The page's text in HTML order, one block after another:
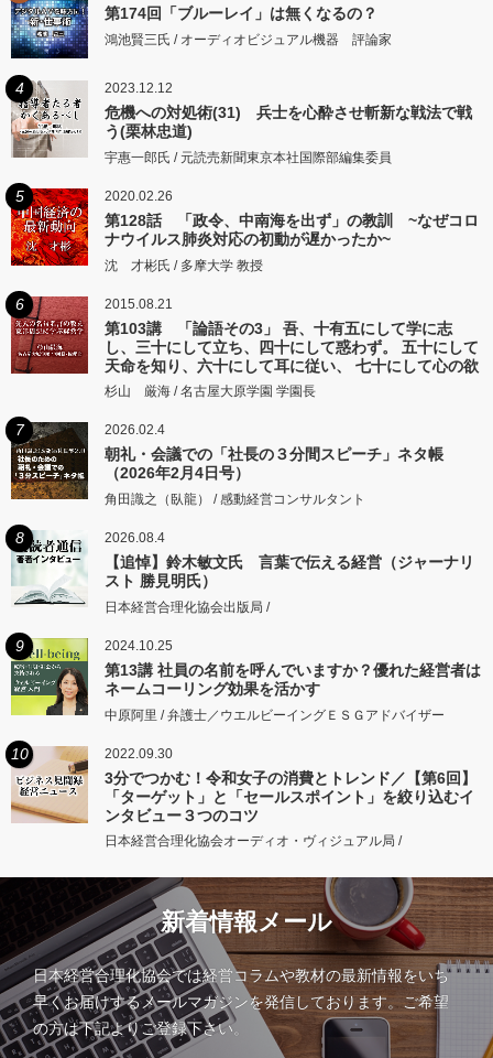
第174回「ブルーレイ」は無くなるの？
鴻池賢三氏 / オーディオビジュアル機器 評論家
4 2023.12.12
危機への対処術(31) 兵士を心酔させ斬新な戦法で戦
う(栗林忠道)
宇惠一郎氏 / 元読売新聞東京本社国際部編集委員
5 2020.02.26
第128話 「政令、中南海を出ず」の教訓 ~なぜコロ
ナウイルス肺炎対応の初動が遅かったか~
沈 才彬氏 / 多摩大学 教授
6 2015.08.21
第103講 「論語その3」 吾、十有五にして学に志
し、三十にして立ち、四十にして惑わず。 五十にして
天命を知り、六十にして耳に従い、 七十にして心の欲
するところに従いて矩をこえず。
杉山 厳海 / 名古屋大原学園 学園長
7 2026.02.4
朝礼・会議での「社長の３分間スピーチ」ネタ帳
（2026年2月4日号）
角田識之（臥龍） / 感動経営コンサルタント
8 2026.08.4
【追悼】鈴木敏文氏 言葉で伝える経営（ジャーナリ
スト 勝見明氏）
日本経営合理化協会出版局 /
9 2024.10.25
第13講 社員の名前を呼んでいますか？優れた経営者は
ネームコーリング効果を活かす
中原阿里 / 弁護士／ウエルビーイングＥＳＧアドバイザー
10 2022.09.30
3分でつかむ！令和女子の消費とトレンド／【第6回】
「ターゲット」と「セールスポイント」を絞り込むイ
ンタビュー３つのコツ
日本経営合理化協会オーディオ・ヴィジュアル局 /
新着情報メール
日本経営合理化協会では経営コラムや教材の最新情報をいち
早くお届けするメールマガジンを発信しております。ご希望
の方は下記よりご登録下さい。